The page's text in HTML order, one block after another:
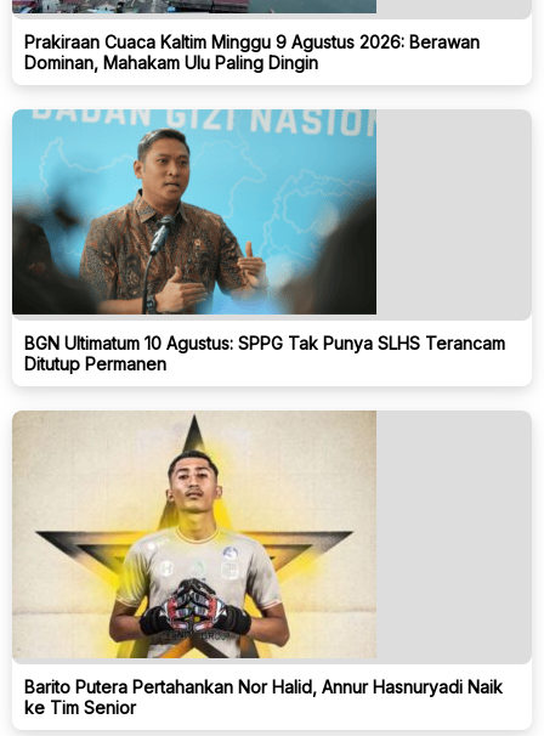
Prakiraan Cuaca Kaltim Minggu 9 Agustus 2026: Berawan
Dominan, Mahakam Ulu Paling Dingin
BGN Ultimatum 10 Agustus: SPPG Tak Punya SLHS Terancam
Ditutup Permanen
Barito Putera Pertahankan Nor Halid, Annur Hasnuryadi Naik
ke Tim Senior